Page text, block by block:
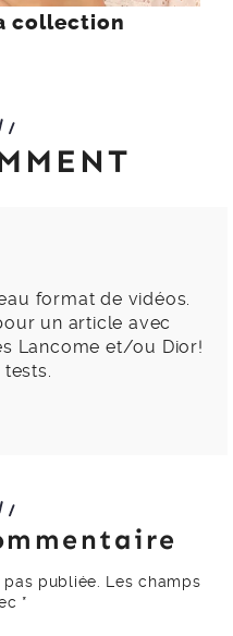
collection
format de vidéos.
un article avec
Lancome et/ou Dior!
publiée. Les champs
*